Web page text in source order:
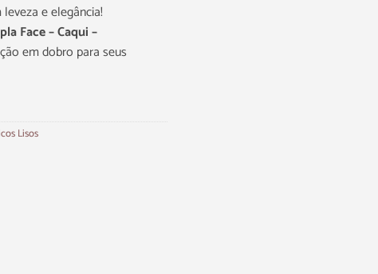
e elegância!
Face – Caqui –
em dobro para seus
Lisos